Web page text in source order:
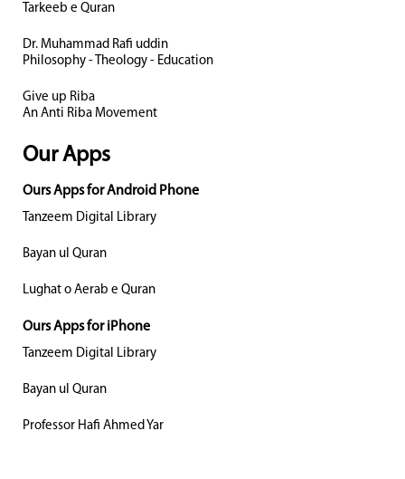
Tarkeeb e Quran
Dr. Muhammad Rafi uddin
Philosophy - Theology - Education
Give up Riba
An Anti Riba Movement
Our Apps
Ours Apps for Android Phone
Tanzeem Digital Library
Bayan ul Quran
Lughat o Aerab e Quran
Ours Apps for iPhone
Tanzeem Digital Library
Bayan ul Quran
Professor Hafi Ahmed Yar